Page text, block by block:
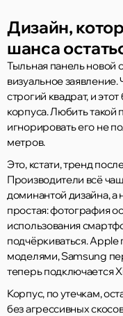
Дизайн,
шанса
Тыльная панель новой
визуальное
строгий квадрат, и
корпуса. Любить такой
игнорировать его не
метров.
Это, кстати, тренд
Производители всё
доминантой дизайна, а
простая: фотография
использования
подчёркиваться.
моделями, Samsung
теперь подключается
Корпус, по утечкам,
без агрессивных